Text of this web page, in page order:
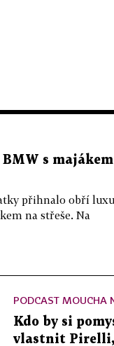
s majákem
přihnalo obří
na střeše. Na
PODCAST MOUCHA
Kdo by si
vlastnit Pirelli,